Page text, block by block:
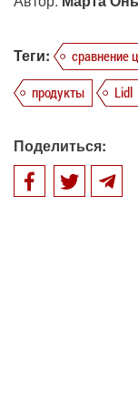
Теги: сравнение
продукты
Lidl
Поделиться: